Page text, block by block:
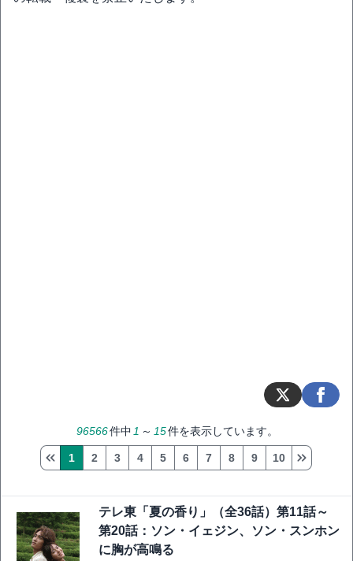
96566件中 1 ～ 15件を表示しています。
1 2 3 4 5 6 7 8 9 10
テレ東「夏の香り」（全36話）第11話～
第20話：ソン・イェジン、ソン・スンホン
に胸が高鳴る